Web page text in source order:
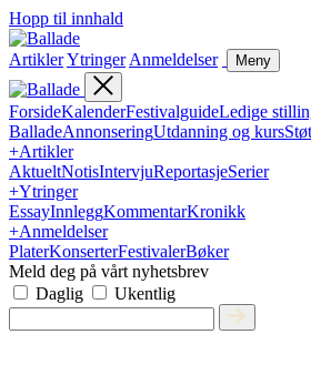
Hopp til innhald
ArtiklerYtringer Anmeldelser Meny
ForsideKalenderFestivalguideLedige
BalladeAnnonseringUtdanning og kurs
+Artikler
AktueltNotisIntervjuReportasjeSerier
+Ytringer
EssayInnleggKommentarKronikk
+Anmeldelser
PlaterKonserterFestivalerBøker
Meld deg på vårt nyhetsbrev
Daglig
Ukentlig